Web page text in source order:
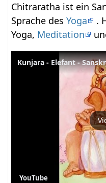
Chitraratha ist ein
Sprache desYoga
.
Yoga, Meditation
Kunjara - Elefant -
YouTube